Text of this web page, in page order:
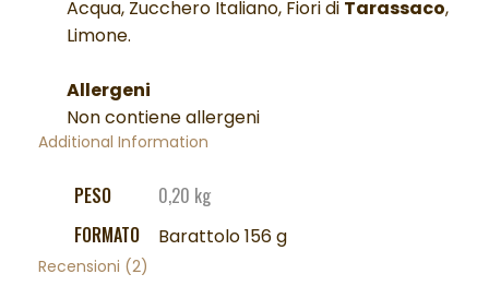
Acqua, Zucchero Italiano, Fiori di Tarassaco,
Limone.
Allergeni
Non contiene allergeni
Additional Information
PESO
0,20 kg
FORMATO
Barattolo 156 g
Recensioni (2)